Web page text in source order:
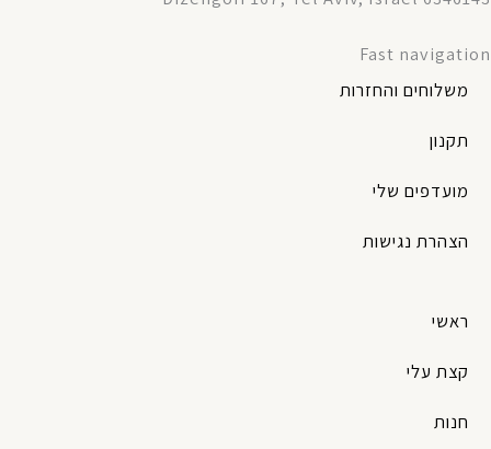
Fast navigation
משלוחים והחזרות
תקנון
מועדפים שלי
הצהרת נגישות
ראשי
קצת עלי
חנות